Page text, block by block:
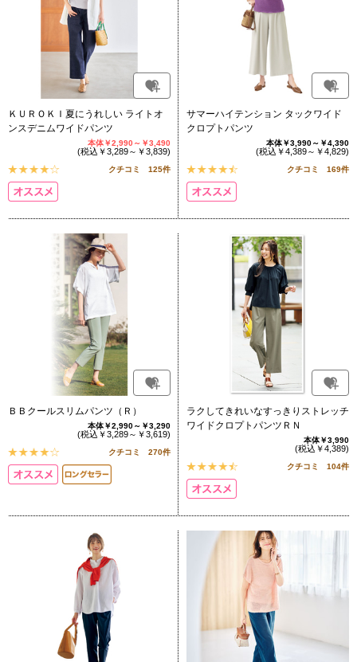
ＫＵＲＯＫＩ夏にうれしい ライトオ
ンスデニムワイドパンツ
本体￥2,990～￥3,490
(税込￥3,289～￥3,839)
クチコミ 125件
サマーハイテンション タックワイド
クロプトパンツ
本体￥3,990～￥4,390
(税込￥4,389～￥4,829)
クチコミ 169件
ＢＢクールスリムパンツ（Ｒ）
本体￥2,990～￥3,290
(税込￥3,289～￥3,619)
クチコミ 270件
ラクしてきれいなすっきりストレッチ
ワイドクロプトパンツＲＮ
本体￥3,990
(税込￥4,389)
クチコミ 104件